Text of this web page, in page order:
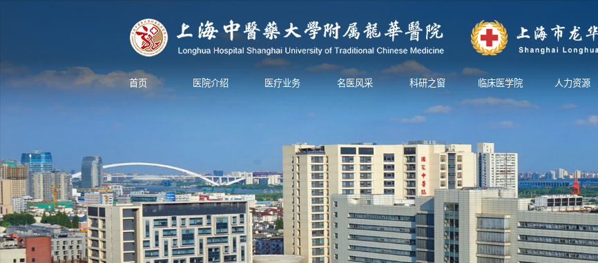
首页 医院介绍 医疗业务 名医风采 科研之窗 临床医学院 人力资源